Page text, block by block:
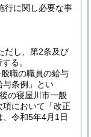
行に関し必要な事
だし、第2条及び
る。
職の職員の給与
与条例」とい
の寝屋川市一般
項において「改正
、令和5年4月1日